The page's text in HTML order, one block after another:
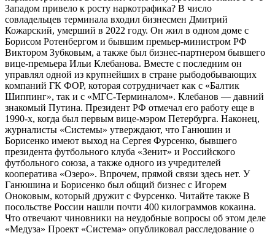
Западом привело к росту наркотрафика? В число
совладельцев терминала входил бизнесмен Дмитрий
Кожарский, умерший в 2022 году. Он жил в одном доме с
Борисом Ротенбергом и бывшим премьер-министром РФ
Виктором Зубковым, а также был бизнес-партнером бывшего
вице-премьера Ильи Клебанова. Вместе с последним он
управлял одной из крупнейших в стране рыбодобывающих
компаний ГК ФОР, которая сотрудничает как с «Балтик
Шиппинг», так и с «МГС-Терминалом». Клебанов — давний
знакомый Путина. Президент РФ отмечал его работу еще в
1990-х, когда был первым вице-мэром Петербурга. Наконец,
журналисты «Системы» утверждают, что Ганюшин и
Борисенко имеют выход на Сергея Фурсенко, бывшего
президента футбольного клуба «Зенит» и Российского
футбольного союза, а также одного из учредителей
кооператива «Озеро». Впрочем, прямой связи здесь нет. У
Ганюшина и Борисенко был общий бизнес с Игорем
Оноковым, который дружит с Фурсенко. Читайте также В
посольстве России нашли почти 400 килограммов кокаина.
Что отвечают чиновники на неудобные вопросы об этом деле
«Медуза» Проект «Система» опубликовал расследование о